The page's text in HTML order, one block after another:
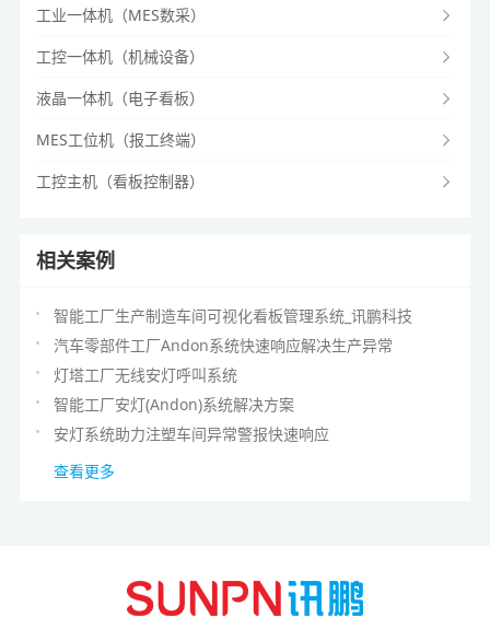
工业一体机（MES数采）
工控一体机（机械设备）
液晶一体机（电子看板）
MES工位机（报工终端）
工控主机（看板控制器）
相关案例
智能工厂生产制造车间可视化看板管理系统_讯鹏科技
汽车零部件工厂Andon系统快速响应解决生产异常
灯塔工厂无线安灯呼叫系统
智能工厂安灯(Andon)系统解决方案
安灯系统助力注塑车间异常警报快速响应
查看更多